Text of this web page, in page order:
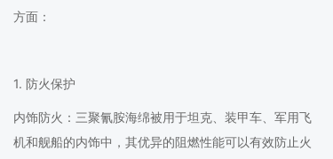
方面：
1. 防火保护
内饰防火：三聚氰胺海绵被用于坦克、装甲车、军用飞
机和舰船的内饰中，其优异的阻燃性能可以有效防止火